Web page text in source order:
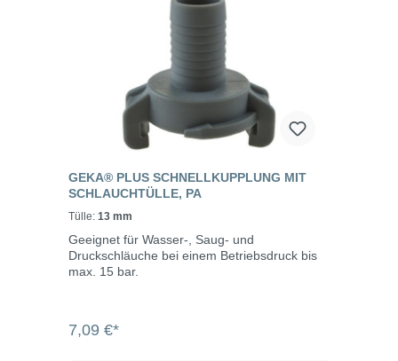
GEKA® PLUS SCHNELLKUPPLUNG MIT
SCHLAUCHTÜLLE, PA
Tülle: 13 mm
Geeignet für Wasser-, Saug- und
Druckschläuche bei einem Betriebsdruck bis
max. 15 bar.
7,09 €*